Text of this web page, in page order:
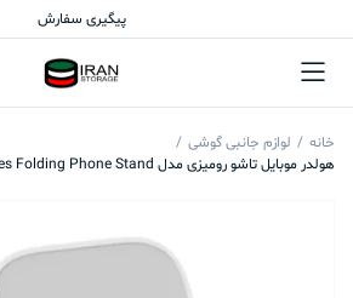
پیگیری سفارش
خانه
لوازم جانبی گوشی
هولدر موبایل تاشو رومیزی مدل Baseus Seashell Series Folding Phone Stand